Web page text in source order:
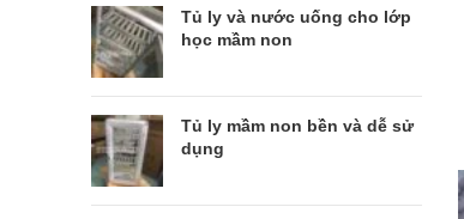
Tủ ly và nước uống cho lớp
học mầm non
Tủ ly mầm non bền và dễ sử
dụng